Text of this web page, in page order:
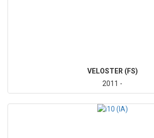
VELOSTER (FS)
2011 -